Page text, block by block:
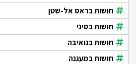
חושות בראס אל-שטן
חושות בסיני
חושות בנואיבה
חושות במעגנה